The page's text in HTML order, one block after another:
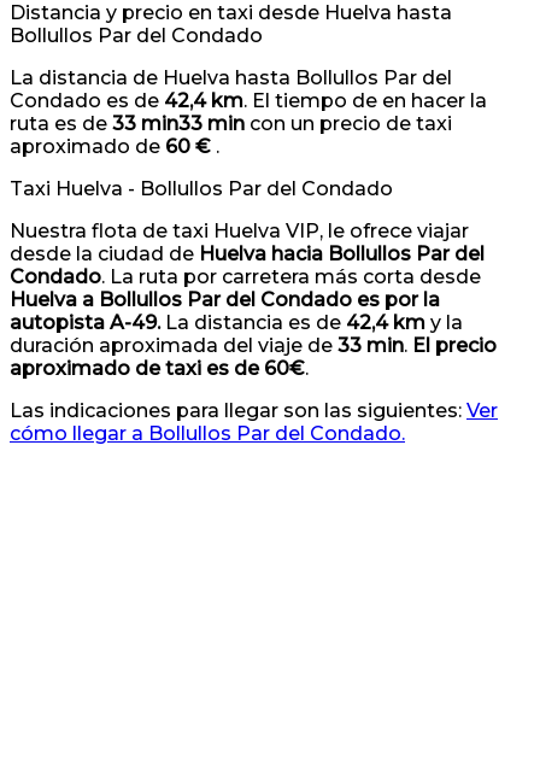
Distancia y precio en taxi desde Huelva hasta
Bollullos Par del Condado
La distancia de Huelva hasta Bollullos Par del
Condado es de 42,4 km. El tiempo de en hacer la
ruta es de 33 min33 min con un precio de taxi
aproximado de 60 € .
Taxi Huelva - Bollullos Par del Condado
Nuestra flota de taxi Huelva VIP, le ofrece viajar
desde la ciudad de Huelva hacia Bollullos Par del
Condado. La ruta por carretera más corta desde
Huelva a Bollullos Par del Condado es por la
autopista A-49.La distancia es de 42,4 km y la
duración aproximada del viaje de 33 min. El precio
aproximado de taxi es de 60€.
Las indicaciones para llegar son las siguientes: Ver
cómo llegar a Bollullos Par del Condado.